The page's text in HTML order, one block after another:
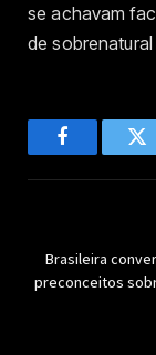
se achavam
de
Facebook
Brasileira
preconceitos